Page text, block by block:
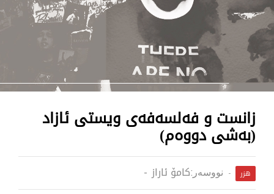
زانست و فەلسەفەی ویستی ئازاد
(بەشی دووەم)
هزر نووسەر:کامۆ ئاراز